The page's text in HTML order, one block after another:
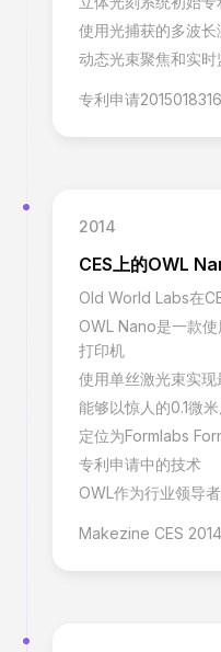
使用光捕获的多波长
动态光束聚焦和实时
专利申请
2014
CES上的OWL
Old World Labs在
OWL Nano是一款
打印机
使用单丝激光束实现
能够以惊人的0.1微
定位为Formlabs
专利申请中的技术
OWL作为行业领导
Makezine CES